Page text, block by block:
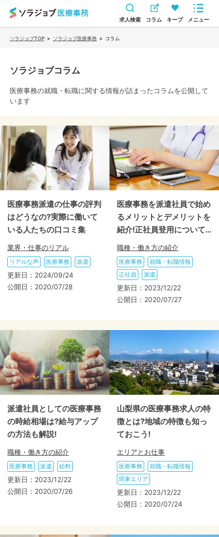
求人検索 コラム キープ メニュー
ソラジョブTOP > ソラジョブ医療事務 > コラム
ソラジョブコラム
医療事務の就職・転職に関する情報が詰まったコラムを公開して
います
医療事務派遣の仕事の評判
はどうなの?実際に働いて
いる人たちの口コミ集
業界・仕事のリアル
リアルな声 医療事務 派遣
更新日： 2024/09/24
公開日： 2020/07/28
医療事務を派遣社員で始め
るメリットとデメリットを
紹介!正社員登用について
も解説!
職種・働き方の紹介
医療事務
就職・転職情報
正社員
派遣
更新日： 2023/12/22
公開日： 2020/07/27
派遣社員としての医療事務
の時給相場は?給与アップ
の方法も解説!
職種・働き方の紹介
医療事務 派遣 給料
更新日： 2023/12/22
公開日： 2020/07/26
山梨県の医療事務求人の特
徴とは?地域の特徴も知っ
ておこう!
エリアとお仕事
医療事務
就職・転職情報
関東エリア
更新日： 2023/12/22
公開日： 2020/07/24